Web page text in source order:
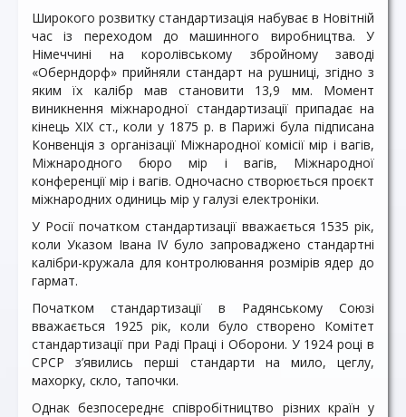
Широкого розвитку стандартизація набуває в Новітній
час із переходом до машинного виробництва. У
Німеччині на королівському збройному заводі
«Оберндорф» прийняли стандарт на рушниці, згідно з
яким їх калібр мав становити 13,9 мм. Момент
виникнення міжнародної стандартизації припадає на
кінець XIX ст., коли у 1875 р. в Парижі була підписана
Конвенція з організації Міжнародної комісії мір і вагів,
Міжнародного бюро мір і вагів, Міжнародної
конференції мір і вагів. Одночасно створюється проєкт
міжнародних одиниць мір у галузі електроніки.
У Росії початком стандартизації вважається 1535 рік,
коли Указом Івана IV було запроваджено стандартні
калібри-кружала для контролювання розмірів ядер до
гармат.
Початком стандартизації в Радянському Союзі
вважається 1925 рік, коли було створено Комітет
стандартизації при Раді Праці і Оборони. У 1924 році в
СРСР з’явились перші стандарти на мило, цеглу,
махорку, скло, тапочки.
Однак безпосереднє співробітництво різних країн у